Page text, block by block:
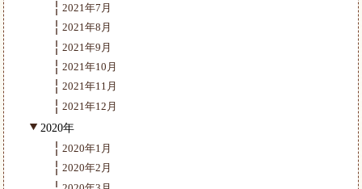
2021年7月
2021年8月
2021年9月
2021年10月
2021年11月
2021年12月
2020年
2020年1月
2020年2月